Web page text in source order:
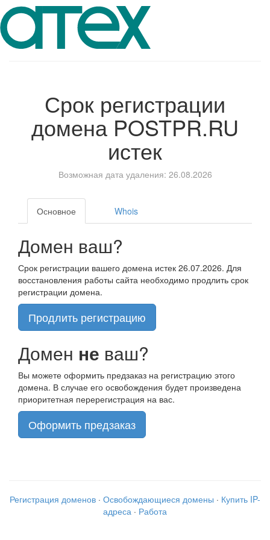
Срок регистрации
домена POSTPR.RU
истек
Возможная дата удаления: 26.08.2026
Основное Whois
Домен ваш?
Срок регистрации вашего домена истек 26.07.2026. Для
восстановления работы сайта необходимо продлить срок
регистрации домена.
Продлить регистрацию
Домен не ваш?
Вы можете оформить предзаказ на регистрацию этого
домена. В случае его освобождения будет произведена
приоритетная перерегистрация на вас.
Оформить предзаказ
Регистрация доменов · Освобождающиеся домены · Купить IP-
адреса · Работа